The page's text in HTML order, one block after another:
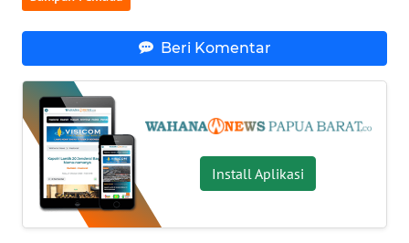
Beri Komentar
Install Aplikasi
WN
WN
KALSEL
WN
KALTIM